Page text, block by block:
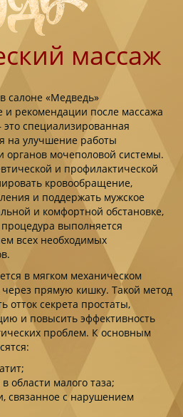
массаж
салоне «Медведь»
и рекомендации после массажа
специализированная
на улучшение работы
органов мочеполовой системы.
и профилактической
кровообращение,
и поддержать мужское
и комфортной обстановке,
выполняется
всех необходимых
в мягком механическом
через прямую кишку. Такой метод
отток секрета простаты,
и повысить эффективность
проблем. К основным
области малого таза;
связанное с нарушением